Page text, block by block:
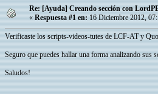
Re: [Ayuda] Creando sección con
« Respuesta #1 en: 16 Diciembre 2012,
Verificaste los scripts-videos-tutes de LCF-AT y
Seguro que puedes hallar una forma analizando sus
Saludos!